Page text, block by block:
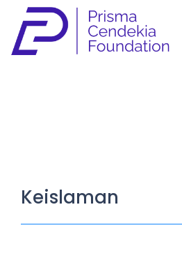
Keislaman